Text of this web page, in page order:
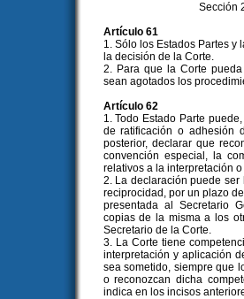
Sección
Artículo 61
1. Sólo los Estados Partes y
la decisión de la Corte.
2. Para que la Corte
sean agotados los
Artículo 62
1. Todo Estado Parte
de ratificación o adhesión
posterior, declarar que
convención especial, la
relativos a la interpretación
2. La declaración puede
reciprocidad, por un plazo
presentada al Secretario
copias de la misma a los
Secretario de la Corte.
3. La Corte tiene
interpretación y aplicación
sea sometido, siempre que
o reconozcan dicha
indica en los incisos